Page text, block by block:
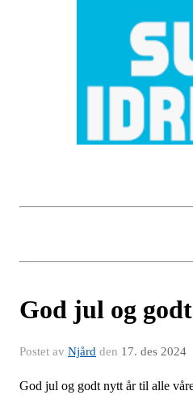
God jul og
Postet av Njård den 17. des 2024
God jul og godt nytt år til alle